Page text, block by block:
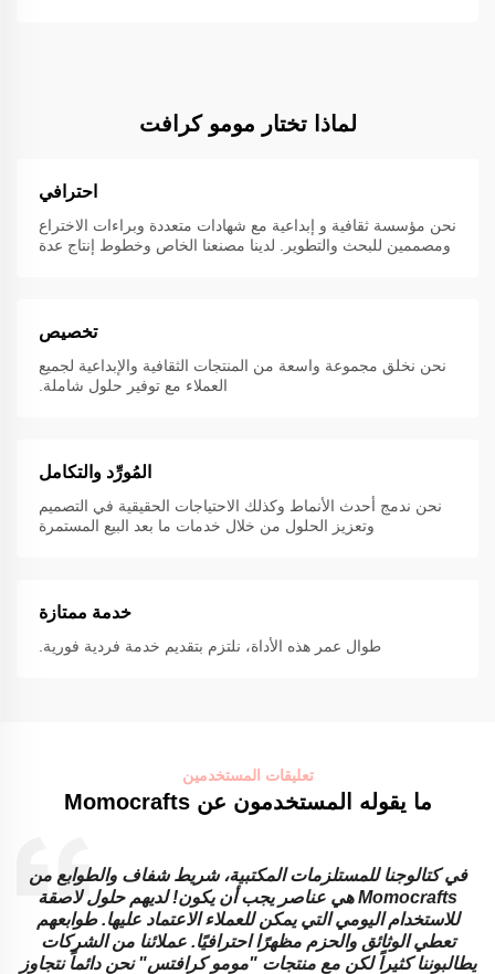
لماذا تختار مومو كرافت
احترافي
نحن مؤسسة ثقافية و إبداعية مع شهادات متعددة وبراءات الاختراع
ومصممين للبحث والتطوير. لدينا مصنعنا الخاص وخطوط إنتاج عدة
تخصيص
نحن نخلق مجموعة واسعة من المنتجات الثقافية والإبداعية لجميع
العملاء مع توفير حلول شاملة.
المُورِّد والتكامل
نحن ندمج أحدث الأنماط وكذلك الاحتياجات الحقيقية في التصميم
وتعزيز الحلول من خلال خدمات ما بعد البيع المستمرة
خدمة ممتازة
طوال عمر هذه الأداة، نلتزم بتقديم خدمة فردية فورية.
تعليقات المستخدمين
ما يقوله المستخدمون عن Momocrafts
في كتالوجنا للمستلزمات المكتبية، شريط شفاف والطوابع من
Momocrafts هي عناصر يجب أن يكون! لديهم حلول لاصقة
للاستخدام اليومي التي يمكن للعملاء الاعتماد عليها. طوابعهم
تعطي الوثائق والحزم مظهرًا احترافيًا. عملائنا من الشركات
يطالبوننا كثيراً لكن مع منتجات "مومو كرافتس" نحن دائماً نتجاوز